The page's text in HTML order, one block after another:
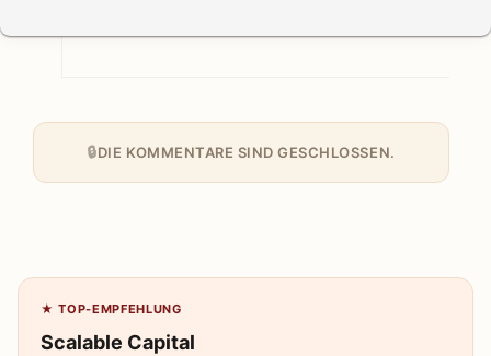
DIE KOMMENTARE SIND GESCHLOSSEN.
★ TOP-EMPFEHLUNG
Scalable Capital